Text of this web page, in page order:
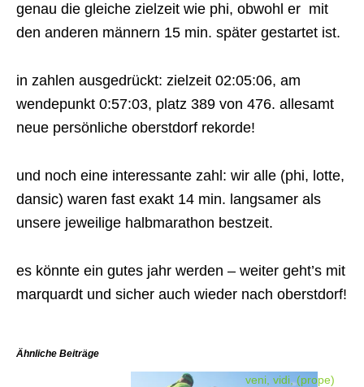
genau die gleiche zielzeit wie phi, obwohl er mit
den anderen männern 15 min. später gestartet ist.
in zahlen ausgedrückt: zielzeit 02:05:06, am
wendepunkt 0:57:03, platz 389 von 476. allesamt
neue persönliche oberstdorf rekorde!
und noch eine interessante zahl: wir alle (phi, lotte,
dansic) waren fast exakt 14 min. langsamer als
unsere jeweilige halbmarathon bestzeit.
es könnte ein gutes jahr werden – weiter geht’s mit
marquardt und sicher auch wieder nach oberstdorf!
Ähnliche Beiträge
veni, vidi, (prope)